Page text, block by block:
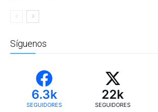
Síguenos
6.3k
SEGUIDORES
22k
SEGUIDORES